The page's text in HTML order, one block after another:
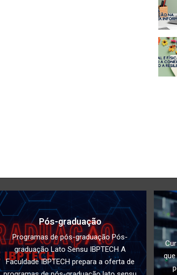
Pós-graduação
Programas de pós-graduação Pós-
graduação Lato Sensu IBPTECH A
Faculdade IBPTECH prepara a oferta de